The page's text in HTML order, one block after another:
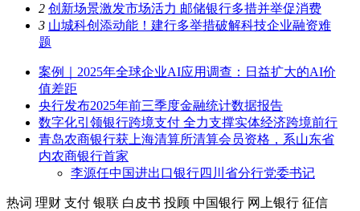
2 创新场景激发市场活力 邮储银行多措并举促消费
3 山城科创添动能！建行多举措破解科技企业融资难
题
案例｜2025年全球企业AI应用调查：日益扩大的AI价
值差距
央行发布2025年前三季度金融统计数据报告
数字化引领银行跨境支付 全力支撑实体经济跨境前行
青岛农商银行获上海清算所清算会员资格，系山东省
内农商银行首家
李源任中国进出口银行四川省分行党委书记
热词 理财 支付 银联 白皮书 投顾 中国银行 网上银行 征信